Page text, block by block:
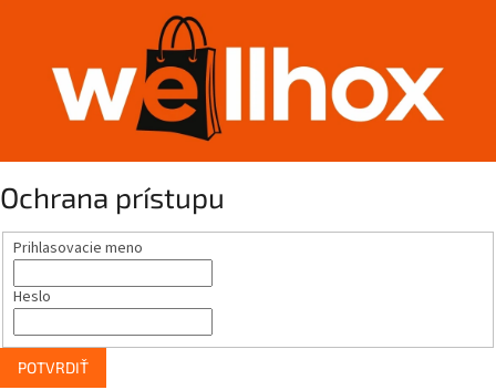
Ochrana prístupu
Prihlasovacie meno
Heslo
POTVRDIŤ